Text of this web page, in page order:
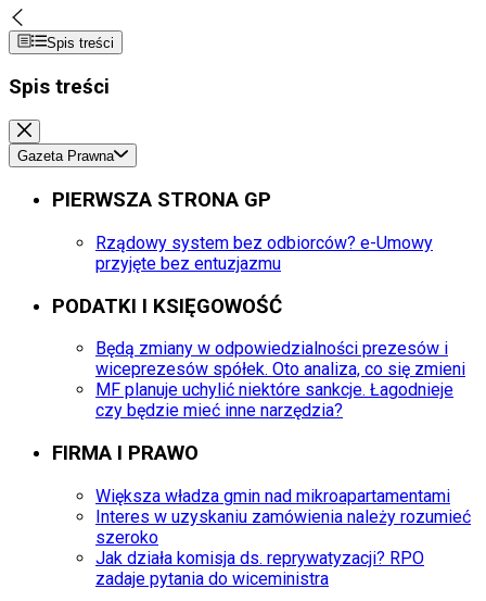
Spis treści
Spis treści
Gazeta Prawna
PIERWSZA STRONA GP
Rządowy system bez odbiorców? e-Umowy
przyjęte bez entuzjazmu
PODATKI I KSIĘGOWOŚĆ
Będą zmiany w odpowiedzialności prezesów i
wiceprezesów spółek. Oto analiza, co się zmieni
MF planuje uchylić niektóre sankcje. Łagodnieje
czy będzie mieć inne narzędzia?
FIRMA I PRAWO
Większa władza gmin nad mikroapartamentami
Interes w uzyskaniu zamówienia należy rozumieć
szeroko
Jak działa komisja ds. reprywatyzacji? RPO
zadaje pytania do wiceministra